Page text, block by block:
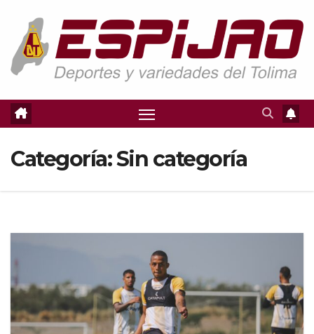
contenido
Categoría:Sin categoría